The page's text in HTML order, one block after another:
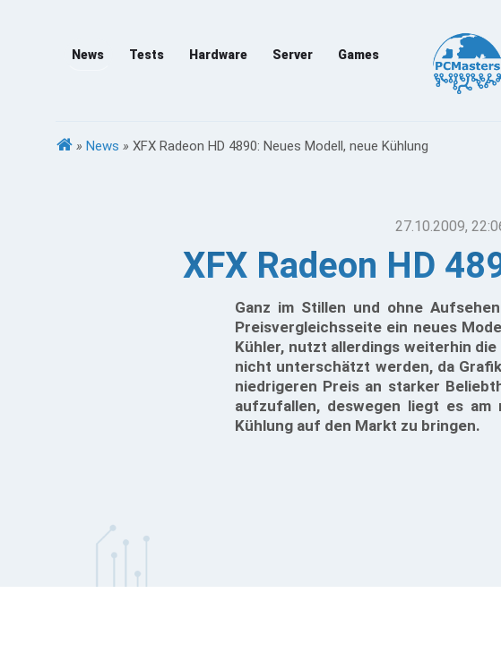
News Tests Hardware Server Games
» News » XFX Radeon HD 4890: Neues Modell, neue Kühlung
27.10.2009,
XFX Radeon HD
Ganz im Stillen und ohne
Preisvergleichsseite ein neues
Kühler, nutzt allerdings weiterhin
nicht unterschätzt werden, da
niedrigeren Preis an starker
aufzufallen, deswegen liegt es
Kühlung auf den Markt zu bringen.